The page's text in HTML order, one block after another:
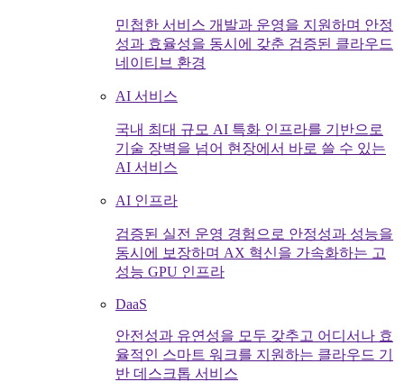
민첩한 서비스 개발과 운영을 지원하며 안정
성과 효율성을 동시에 갖춘 검증된 클라우드
네이티브 환경
AI 서비스
국내 최대 규모 AI 특화 인프라를 기반으로
기술 장벽을 넘어 현장에서 바로 쓸 수 있는
AI 서비스
AI 인프라
검증된 실전 운영 경험으로 안정성과 성능을
동시에 보장하며 AX 혁신을 가속화하는 고
성능 GPU 인프라
DaaS
안전성과 유연성을 모두 갖추고 어디서나 효
율적인 스마트 워크를 지원하는 클라우드 기
반 데스크톱 서비스